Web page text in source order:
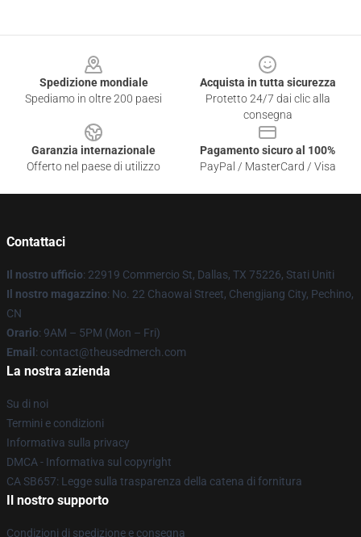
Spedizione mondiale
Spediamo in oltre 200 paesi
Acquista in tutta sicurezza
Protetto 24/7 dai clic alla
consegna
Garanzia internazionale
Offerto nel paese di utilizzo
Pagamento sicuro al 100%
PayPal / MasterCard / Visa
Contattaci
Il nostro ufficio: 22919 Commercio St, Dallas, TX 75226, Stati Uniti
Il nostro magazzino: No. 22 Chaowai Street, Chengjiang City, Pechino,
CN
Orario: 9AM – 5PM (Mon – Fri)
Email : contact@theusedmerch.com
La nostra azienda
Su di noi
Termini e condizioni
Informativa sulla privacy
DMCA - Informativa sul copyright
CA SB657: Legge sulla trasparenza della catena di fornitura
Il nostro supporto
Condizioni di spedizione e consegna